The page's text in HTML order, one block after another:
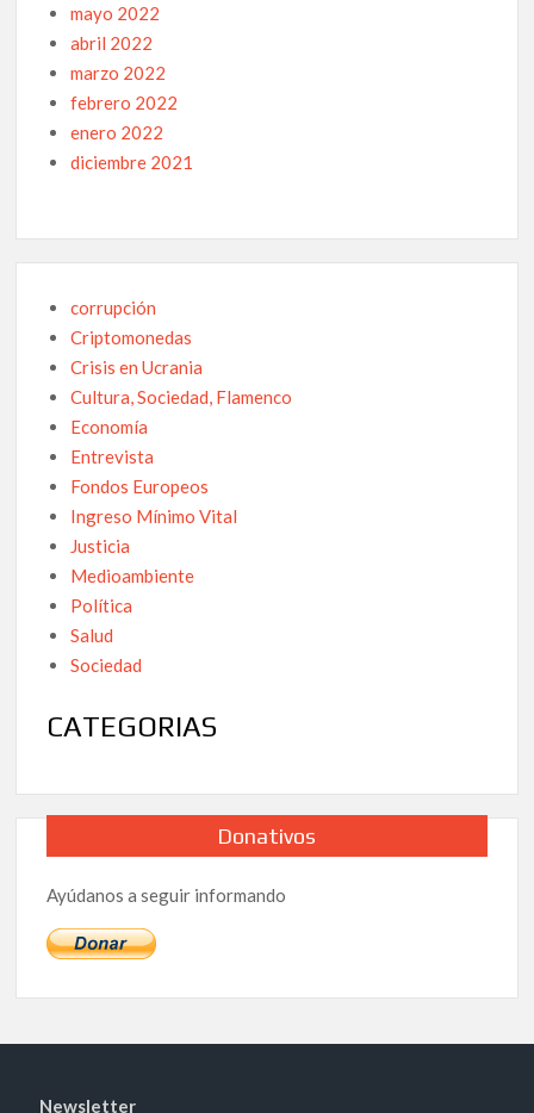
mayo 2022
abril 2022
marzo 2022
febrero 2022
enero 2022
diciembre 2021
corrupción
Criptomonedas
Crisis en Ucrania
Cultura, Sociedad, Flamenco
Economía
Entrevista
Fondos Europeos
Ingreso Mínimo Vital
Justicia
Medioambiente
Política
Salud
Sociedad
CATEGORIAS
Donativos
Ayúdanos a seguir informando
Newsletter